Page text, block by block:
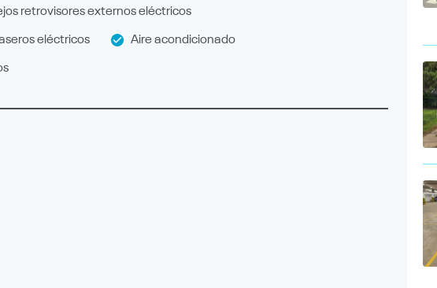
retrovisores externos eléctricos
eléctricos Aire acondicionado